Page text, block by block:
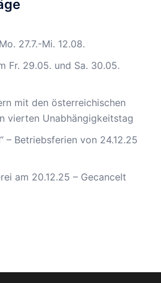
27.7.-Mi. 12.08.
Fr. 29.05. und Sa. 30.05.
mit den österreichischen
vierten Unabhängigkeitstag
– Betriebsferien von 24.12.25
am 20.12.25 – Gecancelt